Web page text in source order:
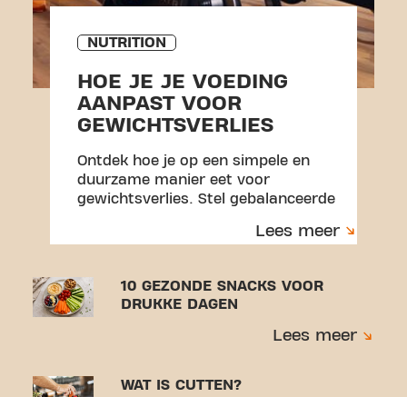
NUTRITION
HOE JE JE VOEDING
AANPAST VOOR
GEWICHTSVERLIES
Ontdek hoe je op een simpele en
duurzame manier eet voor
gewichtsverlies. Stel gebalanceerde
porties en bouw gewoontes die je
Lees meer
10 GEZONDE SNACKS VOOR
DRUKKE DAGEN
Lees meer
WAT IS CUTTEN?